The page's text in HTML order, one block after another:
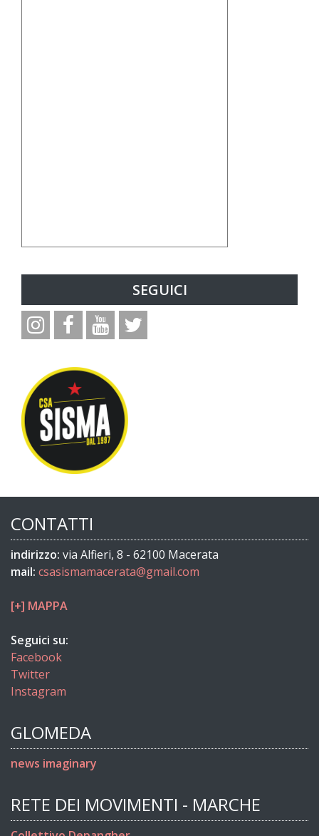
SEGUICI
CONTATTI
indirizzo: via Alfieri, 8 - 62100 Macerata
mail: csasismamacerata@gmail.com
[+] MAPPA
Seguici su:
Facebook
Twitter
Instagram
GLOMEDA
news imaginary
RETE DEI MOVIMENTI - MARCHE